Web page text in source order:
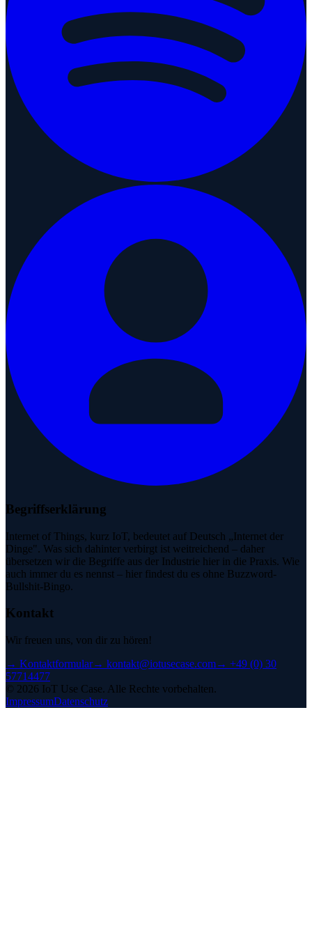
Begriffserklärung
Internet of Things, kurz IoT, bedeutet auf Deutsch „Internet der
Dinge". Was sich dahinter verbirgt ist weitreichend – daher
übersetzen wir die Begriffe aus der Industrie hier in die Praxis. Wie
auch immer du es nennst – hier findest du es ohne Buzzword-
Bullshit-Bingo.
Kontakt
Wir freuen uns, von dir zu hören!
→ Kontaktformular→ kontakt@iotusecase.com→ +49 (0) 30
57714477
© 2026 IoT Use Case. Alle Rechte vorbehalten.
ImpressumDatenschutz